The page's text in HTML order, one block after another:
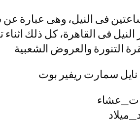
فى النيل، وهى عبارة
فى القاهرة، كل ذلك
التنورة والعروض الشعبية
نايل سمارت ريفير بوت